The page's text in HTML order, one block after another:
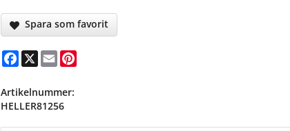
Spara som favorit
Facebook
X Email
Artikelnummer:
HELLER81256